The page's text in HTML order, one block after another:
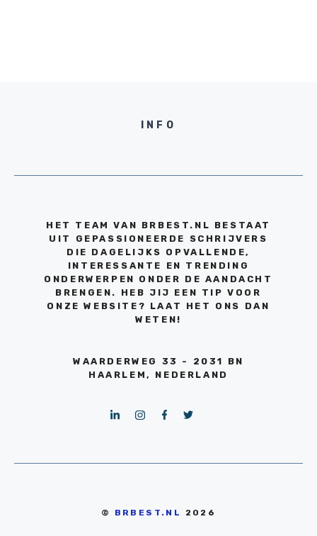
INFO
HET TEAM VAN BRBEST.NL BESTAAT
UIT GEPASSIONEERDE SCHRIJVERS
DIE DAGELIJKS OPVALLENDE,
INTERESSANTE EN TRENDING
ONDERWERPEN ONDER DE AANDACHT
BRENGEN. HEB JIJ EEN TIP VOOR
ONZE WEBSITE? LAAT HET ONS DAN
WETEN!
WAARDERWEG 33 - 2031 BN
HAARLEM, NEDERLAND
© BRBEST.NL 2026